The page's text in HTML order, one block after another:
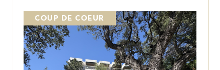
COUP DE COEUR